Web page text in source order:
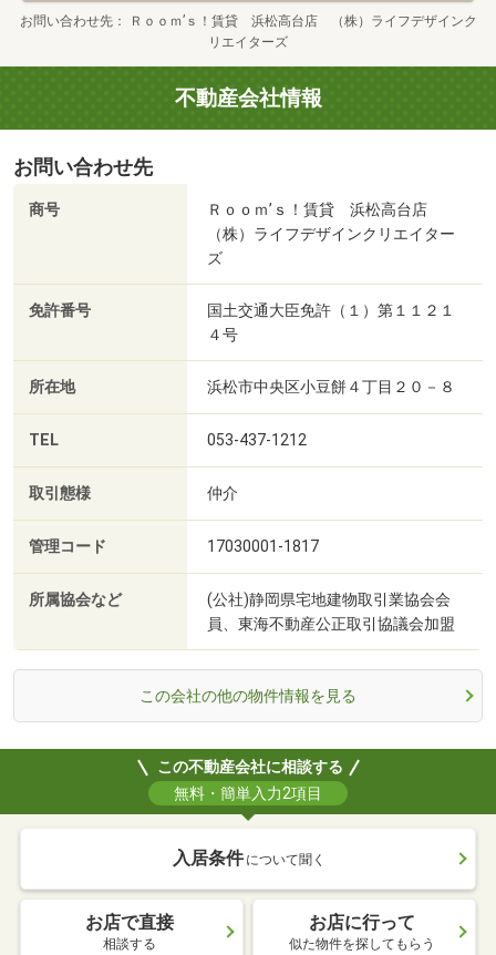
お問い合わせ先
Ｒｏｏｍ’ｓ！賃貸 浜松高台店 （株）ライフデザインク
リエイターズ
不動産会社情報
お問い合わせ先
商号
Ｒｏｏｍ’ｓ！賃貸 浜松高台店
（株）ライフデザインクリエイター
ズ
免許番号
国土交通大臣免許（１）第１１２１
４号
所在地 浜松市中央区小豆餅４丁目２０－８
TEL 053-437-1212
取引態様 仲介
管理コード 17030001-1817
所属協会など
(公社)静岡県宅地建物取引業協会会
員、東海不動産公正取引協議会加盟
この会社の他の物件情報を見る
この不動産会社に相談する
無料・簡単入力2項目
入居条件 について聞く
お店で直接
相談する
お店に行って
似た物件を探してもらう